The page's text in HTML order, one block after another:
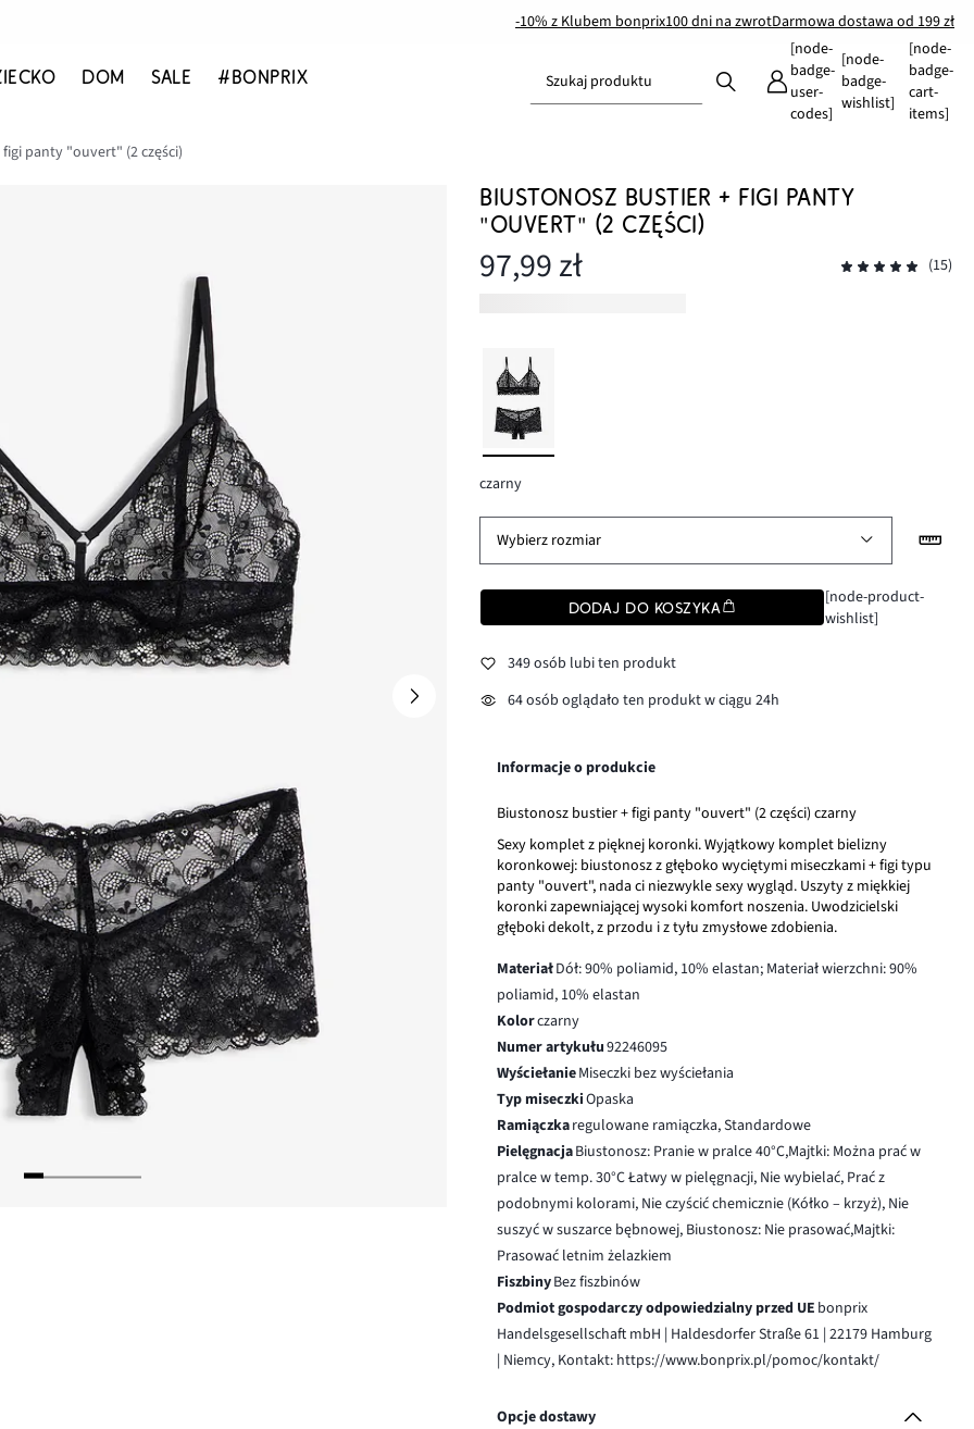
-10% z Klubem bonprix100 dni na zwrotDarmowa dostawa od 199 zł
DOM SALE #BONPRIX Szukaj produktu
[node-
badge-
user-
codes]
[node-
badge-
wishlist]
[node-
badge-
cart-
items]
panty "ouvert" (2 części)
BIUSTONOSZ BUSTIER + FIGI PANTY
"OUVERT" (2 CZĘŚCI)
97,99 zł (15)
czarny
Wybierz rozmiar
DODAJ DO KOSZYKA
[node-product-
wishlist]
349 osób lubi ten produkt
64 osób oglądało ten produkt w ciągu 24h
Informacje o produkcie
Biustonosz bustier + figi panty "ouvert" (2 części) czarny
Sexy komplet z pięknej koronki. Wyjątkowy komplet bielizny
koronkowej: biustonosz z głęboko wyciętymi miseczkami + figi typu
panty "ouvert", nada ci niezwykle sexy wygląd. Uszyty z miękkiej
koronki zapewniającej wysoki komfort noszenia. Uwodzicielski
głęboki dekolt, z przodu i z tyłu zmysłowe zdobienia.
MateriałDół: 90% poliamid, 10% elastan; Materiał wierzchni: 90%
poliamid, 10% elastan
Kolorczarny
Numer artykułu92246095
WyściełanieMiseczki bez wyściełania
Typ miseczkiOpaska
Ramiączkaregulowane ramiączka, Standardowe
PielęgnacjaBiustonosz: Pranie w pralce 40°C,Majtki: Można prać w
pralce w temp. 30°C Łatwy w pielęgnacji, Nie wybielać, Prać z
podobnymi kolorami, Nie czyścić chemicznie (Kółko – krzyż), Nie
suszyć w suszarce bębnowej, Biustonosz: Nie prasować,Majtki:
Prasować letnim żelazkiem
FiszbinyBez fiszbinów
Podmiot gospodarczy odpowiedzialny przed UE bonprix
Handelsgesellschaft mbH | Haldesdorfer Straße 61 | 22179 Hamburg
| Niemcy, Kontakt: https://www.bonprix.pl/pomoc/kontakt/
Opcje dostawy